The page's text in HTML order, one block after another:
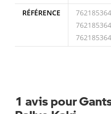
RÉFÉRENCE
1 avis pour